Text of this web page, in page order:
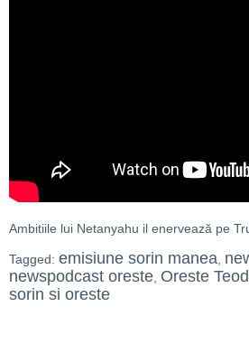
Ambitiile lui Netanyahu il enervează pe
Tagged: emisiune sorin manea
newspodcast oreste Oreste
sorin si oreste